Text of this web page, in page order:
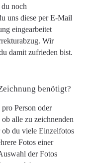
noch
uns diese per E-Mail
eingearbeitet
Wir
damit zufrieden bist.
benötigt?
Person oder
alle zu zeichnenden
ob du viele Einzelfotos
Fotos einer
der Fotos